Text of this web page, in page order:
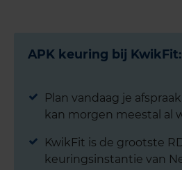
APK keuring bij KwikFit:
Plan vandaag je
kan morgen meestal al
KwikFit is de grootste
keuringsinstantie van